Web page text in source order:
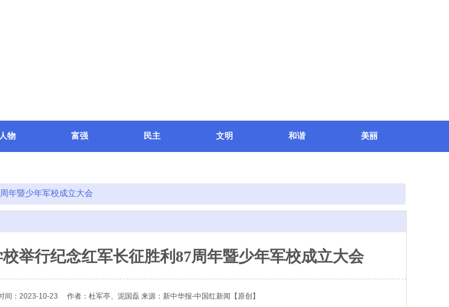
人物 富强 民主 文明 和谐 美丽
年暨少年军校成立大会
举行纪念红军长征胜利87周年暨少年军校成立大会
间：2023-10-23 作者：杜军亭、泥国磊 来源：新中华报-中国红新闻 【原创】